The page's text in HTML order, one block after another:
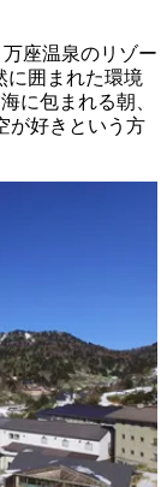
座温泉のリゾー
に囲まれた環境
に包まれる朝、
が好きという方